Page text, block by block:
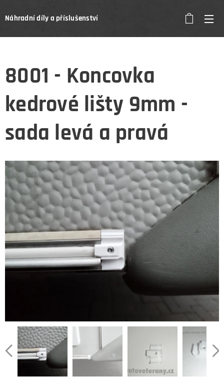
Náhradní díly a příslušenství
8001 - Koncovka
kedrové lišty 9mm -
sada levá a pravá